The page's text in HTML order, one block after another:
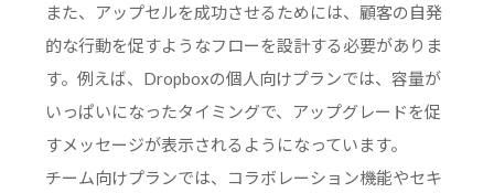
また、アップセルを成功させるためには、顧客の自発
的な行動を促すようなフローを設計する必要がありま
す。例えば、Dropboxの個人向けプランでは、容量が
いっぱいになったタイミングで、アップグレードを促
すメッセージが表示されるようになっています。
チーム向けプランでは、コラボレーション機能やセキ